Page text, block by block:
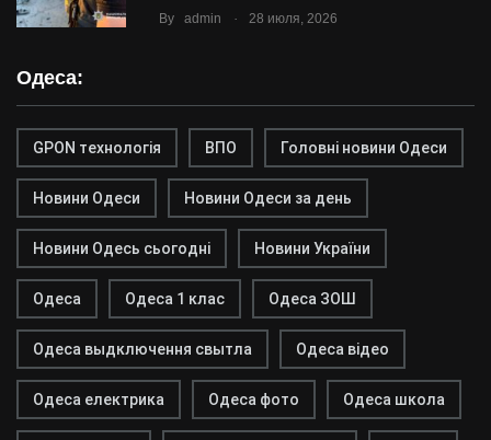
By admin . 28 июля, 2026
Одеса:
GPON технологія ВПО Головні новини Одеси
Новини Одеси Новини Одеси за день
Новини Одесь сьогодні Новини України
Одеса Одеса 1 клас Одеса ЗОШ
Одеса выдключення свытла Одеса відео
Одеса електрика Одеса фото Одеса школа